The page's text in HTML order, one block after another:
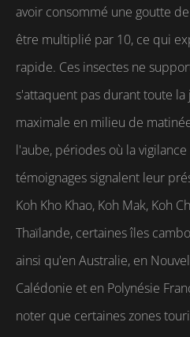
avoir consommé une goutte
être multiplié par 10, ce qui
rapide. Ces insectes ne
s'attaquent pas durant toute
maximale en milieu de
l'aube, périodes où la
témoignages signalent leur
Koh Kho Khao, Koh Mak, Koh
Thaïlande, certaines îles
ainsi qu'en Australie, en
Calédonie et en Polynésie
noter que certaines zones